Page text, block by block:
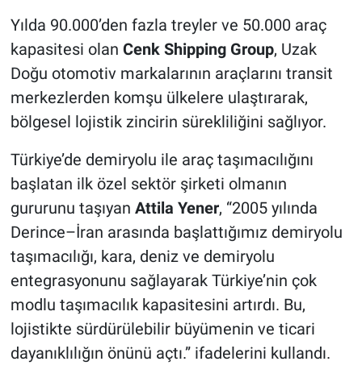
Yılda 90.000’den fazla treyler ve 50.000 araç
kapasitesi olan Cenk Shipping Group, Uzak
Doğu otomotiv markalarının araçlarını transit
merkezlerden komşu ülkelere ulaştırarak,
bölgesel lojistik zincirin sürekliliğini sağlıyor.
Türkiye’de demiryolu ile araç taşımacılığını
başlatan ilk özel sektör şirketi olmanın
gururunu taşıyan Attila Yener, “2005 yılında
Derince–İran arasında başlattığımız demiryolu
taşımacılığı, kara, deniz ve demiryolu
entegrasyonunu sağlayarak Türkiye’nin çok
modlu taşımacılık kapasitesini artırdı. Bu,
lojistikte sürdürülebilir büyümenin ve ticari
dayanıklılığın önünü açtı.” ifadelerini kullandı.